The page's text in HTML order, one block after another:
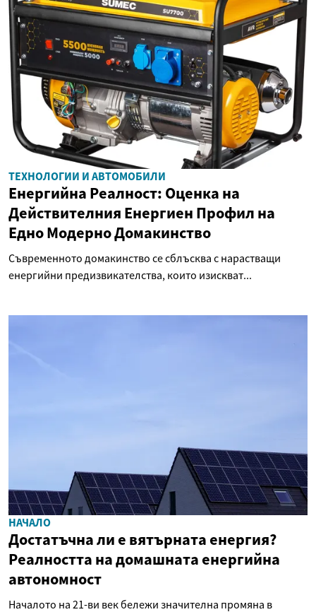
ТЕХНОЛОГИИ И АВТОМОБИЛИ
Енергийна Реалност: Оценка на
Действителния Енергиен Профил на
Едно Модерно Домакинство
Съвременното домакинство се сблъсква с нарастващи
енергийни предизвикателства, които изискват...
НАЧАЛО
Достатъчна ли е вятърната енергия?
Реалността на домашната енергийна
автономност
Началото на 21-ви век бележи значителна промяна в